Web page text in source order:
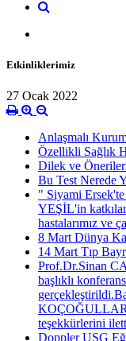
Etkinliklerimiz
27 Ocak 2022
Anlaşmalı
Özellikli Sağlık
Dilek ve
Bu Test Nerede
" Siyami
YEŞİL'in
hastalarımız ve
8 Mart Dünya
14 Mart Tıp
Prof.Dr.Sinan
başlıklı
teşekkürlerini
Doppler USG